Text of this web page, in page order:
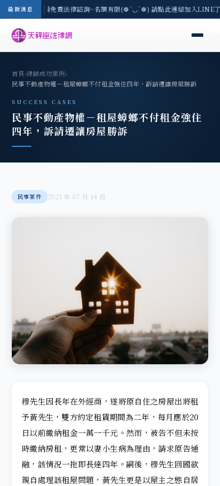
最新消息
-8/3(一) 現場免費法律諮詢~名額有限(❁´◡`❁) 請點此連結加入LINE
首頁›律師成功案例›
民事不動產物權－租屋蟑螂不付租金強住四年，訴請遷讓房屋勝訴
SUCCESS CASES
民事不動產物權－租屋蟑螂不付租金強住
四年，訴請遷讓房屋勝訴
民事案件 2021 年 07 月 14 日
穆先生因長年在外經商，遂將原自住之房屋出將租
予黃先生，雙方約定租賃期間為二年，每月應於20
日以前繳納租金一萬一千元。然而，被告不但未按
時繳納房租，更常以妻小生病為理由，請求原告通
融，該情況一拖即長達四年。 嗣後，穆先生回國欲
親自處理該租屋問題，黃先生更是以屋主之態自居